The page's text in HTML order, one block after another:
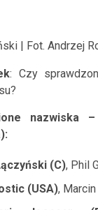
| Fot. Andrzej
: Czy
nazwiska –
(C), Phil
(USA),